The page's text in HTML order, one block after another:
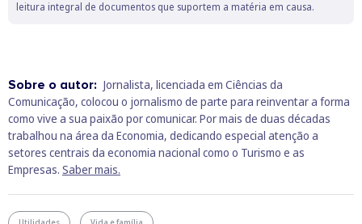
leitura integral de documentos que suportem a matéria em causa.
Sobre o autor: Jornalista, licenciada em Ciências da
Comunicação, colocou o jornalismo de parte para reinventar a forma
como vive a sua paixão por comunicar. Por mais de duas décadas
trabalhou na área da Economia, dedicando especial atenção a
setores centrais da economia nacional como o Turismo e as
Empresas. Saber mais.